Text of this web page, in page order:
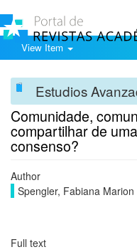
View Item
Estudios
Comunidade,
compartilhar de
consenso?
Author
Spengler, Fabiana Marion
Full text